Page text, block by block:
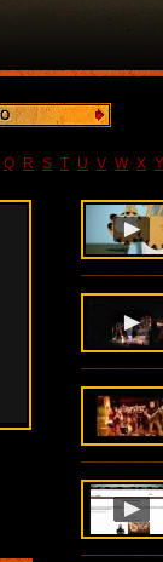
Q R S T U V W X Y